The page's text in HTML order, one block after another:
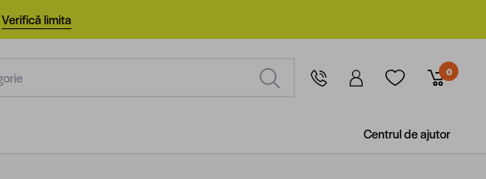
Verifică limita
0
Centrul de ajutor